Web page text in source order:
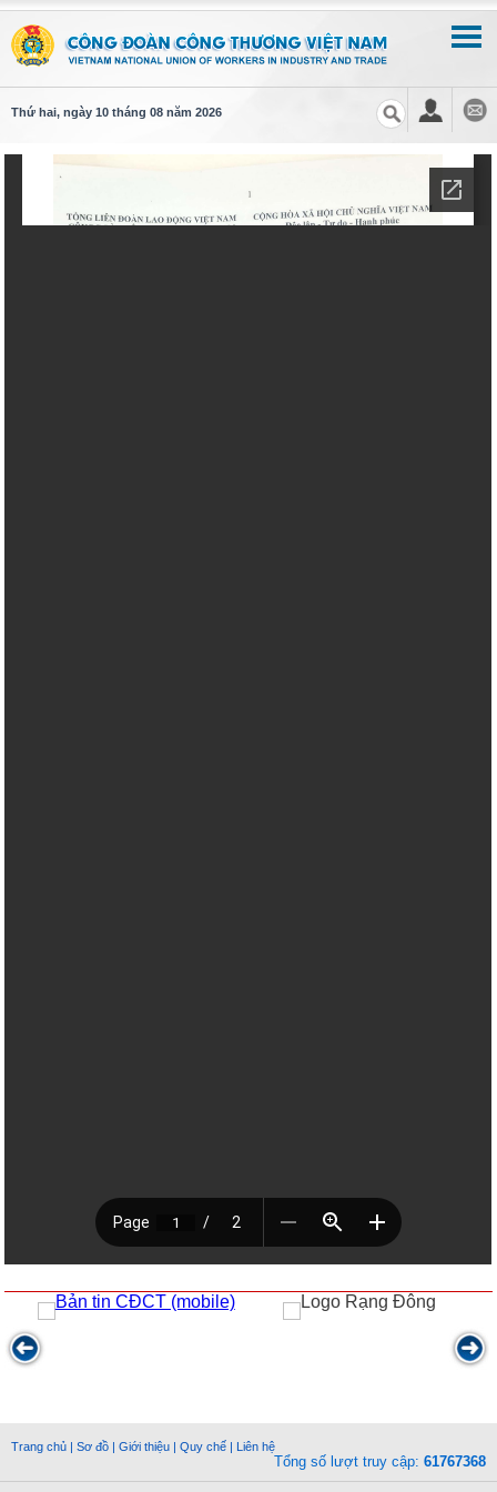
Thứ hai, ngày 10 tháng 08 năm 2026
Trang chủ | Sơ đồ | Giới thiệu | Quy chế | Liên hệ
Tổng số lượt truy cập: 61767368